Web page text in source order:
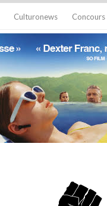
Culturonews Concours